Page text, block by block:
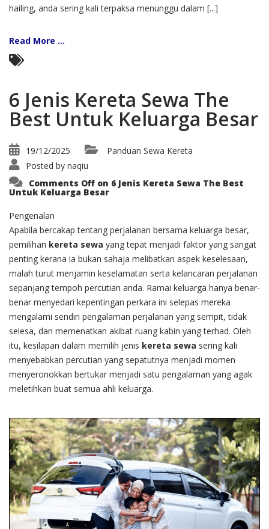
hailing, anda sering kali terpaksa menunggu dalam [...]
Read More ...
6 Jenis Kereta Sewa The
Best Untuk Keluarga Besar
19/12/2025
Panduan Sewa Kereta
Posted by naqiu
Comments Off on 6 Jenis Kereta Sewa The Best
Untuk Keluarga Besar
Pengenalan
Apabila bercakap tentang perjalanan bersama keluarga besar,
pemilihan kereta sewa yang tepat menjadi faktor yang sangat
penting kerana ia bukan sahaja melibatkan aspek keselesaan,
malah turut menjamin keselamatan serta kelancaran perjalanan
sepanjang tempoh percutian anda. Ramai keluarga hanya benar-
benar menyedari kepentingan perkara ini selepas mereka
mengalami sendiri pengalaman perjalanan yang sempit, tidak
selesa, dan memenatkan akibat ruang kabin yang terhad. Oleh
itu, kesilapan dalam memilih jenis kereta sewa sering kali
menyebabkan percutian yang sepatutnya menjadi momen
menyeronokkan bertukar menjadi satu pengalaman yang agak
meletihkan buat semua ahli keluarga.